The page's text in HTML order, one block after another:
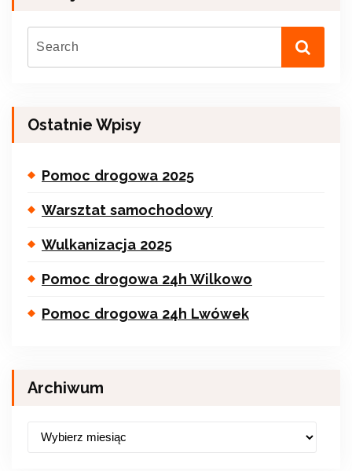
Ostatnie Wpisy
Pomoc drogowa 2025
Warsztat samochodowy
Wulkanizacja 2025
Pomoc drogowa 24h Wilkowo
Pomoc drogowa 24h Lwówek
Archiwum